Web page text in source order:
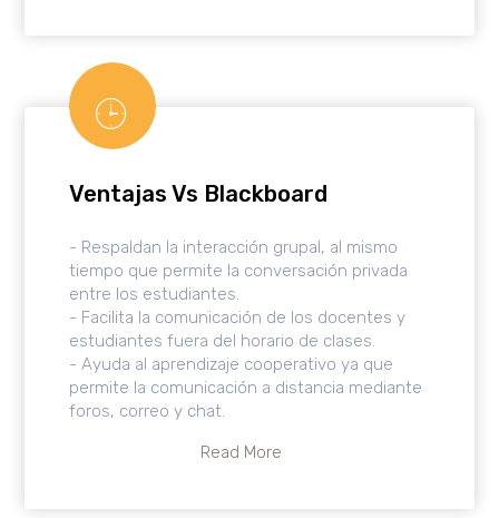
Ventajas Vs Blackboard
- Respaldan la interacción grupal, al mismo
tiempo que permite la conversación privada
entre los estudiantes.
- Facilita la comunicación de los docentes y
estudiantes fuera del horario de clases.
- Ayuda al aprendizaje cooperativo ya que
permite la comunicación a distancia mediante
foros, correo y chat.
Read More